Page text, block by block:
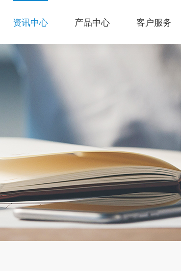
资讯中心 产品中心 客户服务